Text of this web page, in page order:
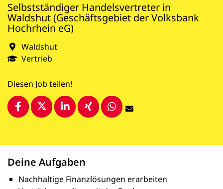
Selbstständiger Handelsvertreter in
Waldshut (Geschäftsgebiet der Volksbank
Hochrhein eG)
Waldshut
Vertrieb
Diesen Job teilen!
Deine Aufgaben
Nachhaltige Finanzlösungen erarbeiten